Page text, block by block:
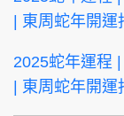
| 東周蛇年開運
2025蛇年運程
| 東周蛇年開運